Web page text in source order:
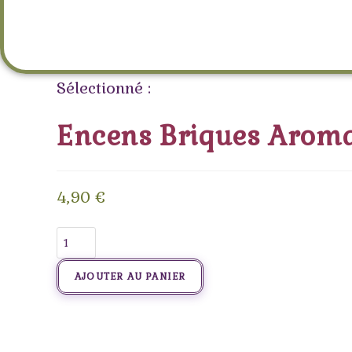
Sélectionné :
Encens Briques
4,90 €
AJOUTER AU PANIER